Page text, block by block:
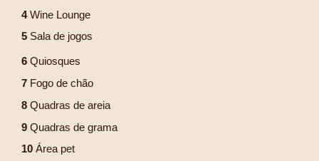
4Wine Lounge
5 Sala de jogos
6 Quiosques
7 Fogo de chão
8 Quadras de areia
9 Quadras de grama
10 Área pet